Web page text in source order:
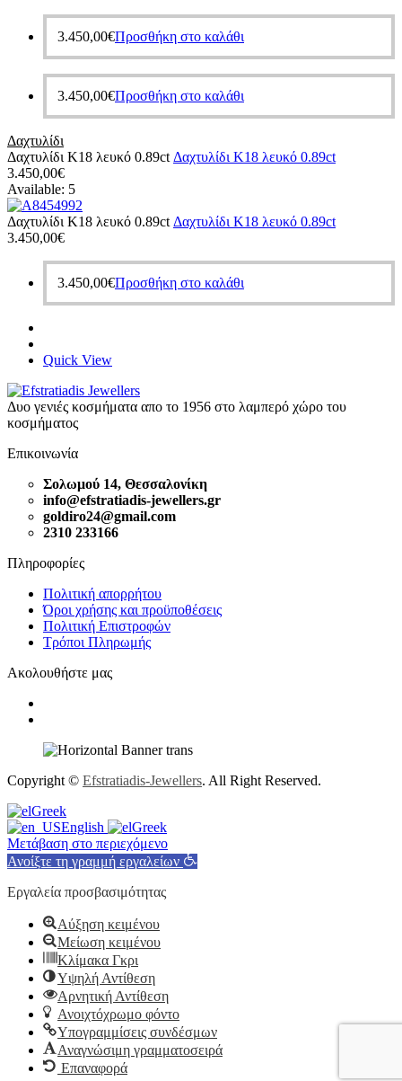
3.450,00€Προσθήκη στο καλάθι
3.450,00€Προσθήκη στο καλάθι
Δαχτυλίδι
Δαχτυλίδι Κ18 λευκό 0.89ct Δαχτυλίδι Κ18 λευκό 0.89ct
3.450,00€
Available: 5
Δαχτυλίδι Κ18 λευκό 0.89ct Δαχτυλίδι Κ18 λευκό 0.89ct
3.450,00€
3.450,00€Προσθήκη στο καλάθι
Quick View
Δυο γενιές κοσμήματα απο το 1956 στο λαμπερό χώρο του
κοσμήματος
Επικοινωνία
Σολωμού 14, Θεσσαλονίκη
info@efstratiadis-jewellers.gr
goldiro24@gmail.com
2310 233166
Πληροφορίες
Πολιτική απορρήτου
Όροι χρήσης και προϋποθέσεις
Πολιτική Επιστροφών
Τρόποι Πληρωμής
Ακολουθήστε μας
Copyright © Efstratiadis-Jewellers. All Right Reserved.
Greek
English
Greek
Μετάβαση στο περιεχόμενο
Ανοίξτε τη γραμμή εργαλείων
Εργαλεία προσβασιμότητας
Αύξηση κειμένου
Μείωση κειμένου
Κλίμακα Γκρι
Υψηλή Αντίθεση
Αρνητική Αντίθεση
Ανοιχτόχρωμο φόντο
Υπογραμμίσεις συνδέσμων
Αναγνώσιμη γραμματοσειρά
Επαναφορά